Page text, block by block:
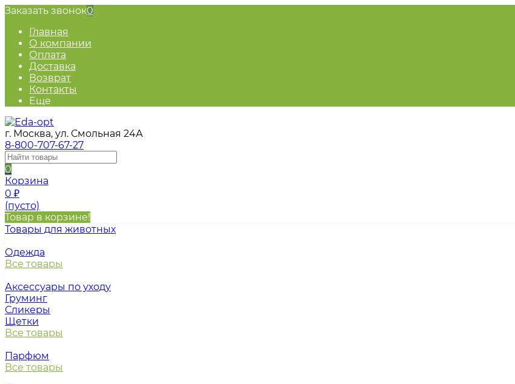
Заказать звонок0
Главная
О компании
Оплата
Доставка
Возврат
Контакты
Еще
г. Москва, ул. Смольная 24А
8-800-707-67-27
0
Корзина
0 ₽
(пусто)
Товар в корзине!
Товары для животных
Одежда
Все товары
Аксессуары по уходу
Груминг
Сликеры
Щетки
Все товары
Парфюм
Все товары